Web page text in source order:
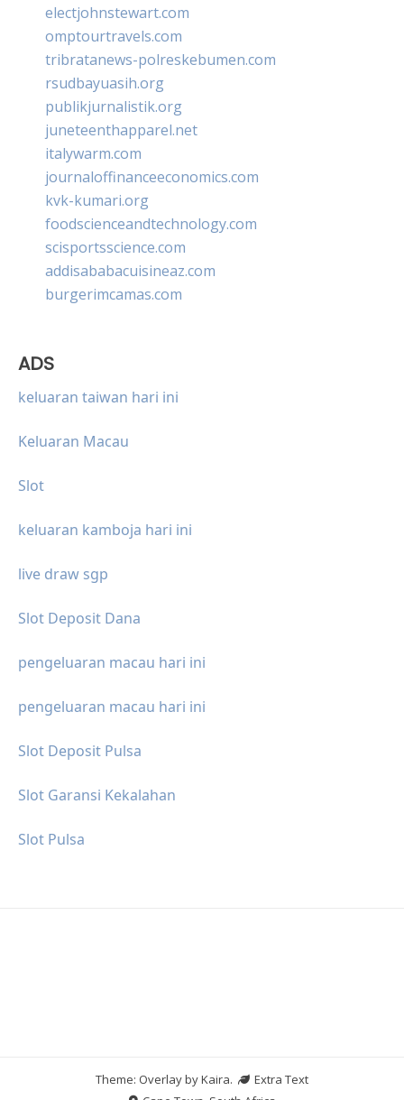
electjohnstewart.com
omptourtravels.com
tribratanews-polreskebumen.com
rsudbayuasih.org
publikjurnalistik.org
juneteenthapparel.net
italywarm.com
journaloffinanceeconomics.com
kvk-kumari.org
foodscienceandtechnology.com
scisportsscience.com
addisababacuisineaz.com
burgerimcamas.com
ADS
keluaran taiwan hari ini
Keluaran Macau
Slot
keluaran kamboja hari ini
live draw sgp
Slot Deposit Dana
pengeluaran macau hari ini
pengeluaran macau hari ini
Slot Deposit Pulsa
Slot Garansi Kekalahan
Slot Pulsa
Theme: Overlay byKaira.
Extra Text